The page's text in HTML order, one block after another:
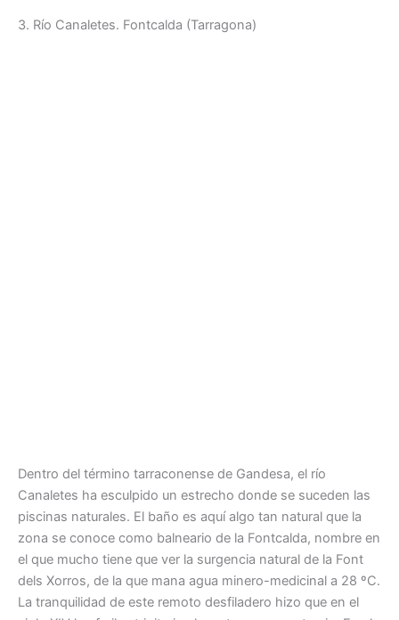
3. Río Canaletes. Fontcalda (Tarragona)
Dentro del término tarraconense de Gandesa, el río
Canaletes ha esculpido un estrecho donde se suceden las
piscinas naturales. El baño es aquí algo tan natural que la
zona se conoce como balneario de la Fontcalda, nombre en
el que mucho tiene que ver la surgencia natural de la Font
dels Xorros, de la que mana agua minero-medicinal a 28 ºC.
La tranquilidad de este remoto desfiladero hizo que en el